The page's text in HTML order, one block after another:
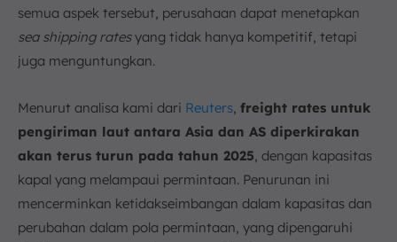
semua aspek tersebut, perusahaan dapat menetapkan
sea shipping ratesyang tidak hanya kompetitif, tetapi
juga menguntungkan.
Menurut analisa kami dari Reuters, freight rates untuk
pengiriman laut antara Asia dan AS diperkirakan
akan terus turun pada tahun 2025, dengan kapasitas
kapal yang melampaui permintaan. Penurunan ini
mencerminkan ketidakseimbangan dalam kapasitas dan
perubahan dalam pola permintaan, yang dipengaruhi